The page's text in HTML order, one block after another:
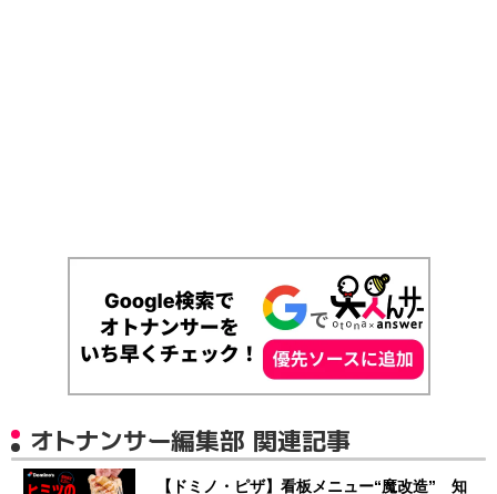
オトナンサー編集部 関連記事
【ドミノ・ピザ】看板メニュー“魔改造” 知